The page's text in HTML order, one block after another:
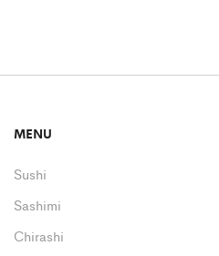
MENU
Sushi
Sashimi
Chirashi